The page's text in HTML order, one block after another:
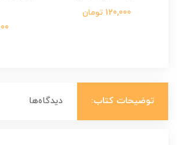
120,000 تومان
توضیحات کتاب: دیدگاه‌ها